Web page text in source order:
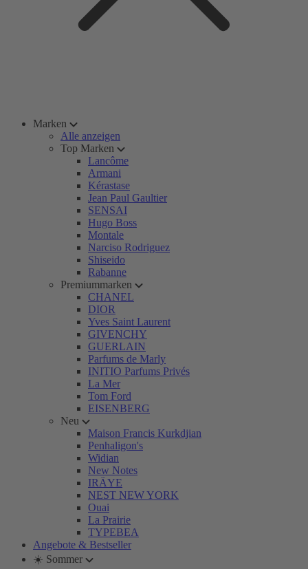
Marken
Alle anzeigen
Top Marken
Lancôme
Armani
Kérastase
Jean Paul Gaultier
SENSAI
Hugo Boss
Montale
Narciso Rodriguez
Shiseido
Rabanne
Premiummarken
CHANEL
DIOR
Yves Saint Laurent
GIVENCHY
GUERLAIN
Parfums de Marly
INITIO Parfums Privés
La Mer
Tom Ford
EISENBERG
Neu
Maison Francis Kurkdjian
Penhaligon's
Widian
New Notes
IRÄYE
NEST NEW YORK
Ouai
La Prairie
TYPEBEA
Angebote & Bestseller
☀️ Sommer